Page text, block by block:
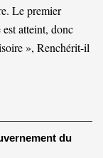
Le premier
atteint, donc
», Renchérit-il
du